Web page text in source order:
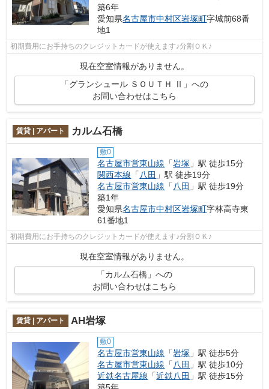
築6年
愛知県名古屋市中村区岩塚町字城前68番
地1
初期費用にお手持ちのクレジットカードが使えます♪分割ＯＫ♪
現在空室情報がありません。
「グランシュール ＳＯＵＴＨ Ⅱ」への
お問い合わせはこちら
賃貸 | アパート カルム石橋
敷0
名古屋市営東山線 「岩塚 」駅 徒歩15分
関西本線 「 八田 」駅 徒歩19分
名古屋市営東山線 「 八田 」駅 徒歩19分
築1年
愛知県名古屋市中村区岩塚町字林高寺東
61番地1
初期費用にお手持ちのクレジットカードが使えます♪分割ＯＫ♪
現在空室情報がありません。
「カルム石橋」への
お問い合わせはこちら
賃貸 | アパート AH岩塚
敷0
名古屋市営東山線 「岩塚 」駅 徒歩5分
名古屋市営東山線 「八田 」駅 徒歩10分
近鉄名古屋線 「近鉄八田 」駅 徒歩15分